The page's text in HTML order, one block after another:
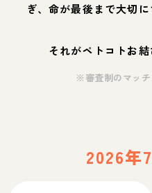
ぎ、命が最後まで大切
それがペトコトお結
※審査制のマッ
2026年